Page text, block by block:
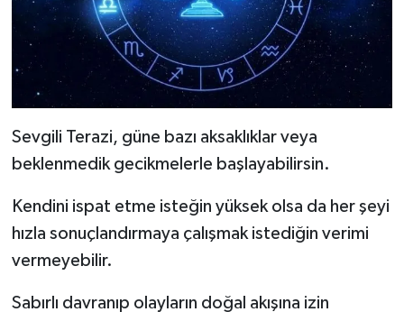
Sevgili Terazi, güne bazı aksaklıklar veya
beklenmedik gecikmelerle başlayabilirsin.
Kendini ispat etme isteğin yüksek olsa da her şeyi
hızla sonuçlandırmaya çalışmak istediğin verimi
vermeyebilir.
Sabırlı davranıp olayların doğal akışına izin